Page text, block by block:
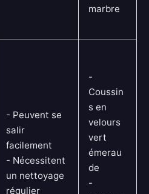
marbre
- Peuvent se
salir
facilement
- Nécessitent
un nettoyage
régulier
-
Coussin
s en
velours
vert
émerau
de
-